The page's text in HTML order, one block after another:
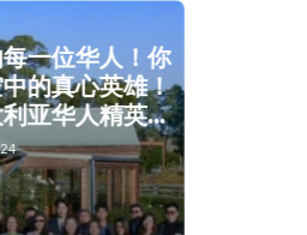
一位华人！你
的真心英雄！
亚华人精英
布会隆重举